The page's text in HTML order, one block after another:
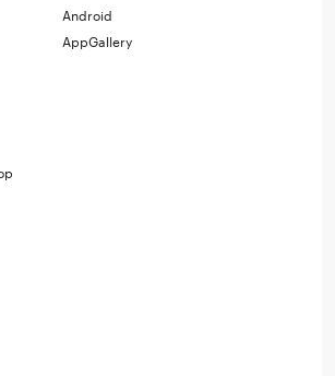
Android
AppGallery